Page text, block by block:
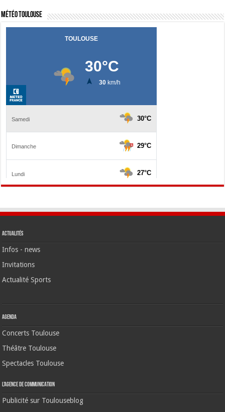
Météo Toulouse
Actualités
Infos - news
Invitations
Actualité Sports
Agenda
Concerts Toulouse
Théâtre Toulouse
Spectacles Toulouse
L’agence de communication
Publicité sur Toulouseblog